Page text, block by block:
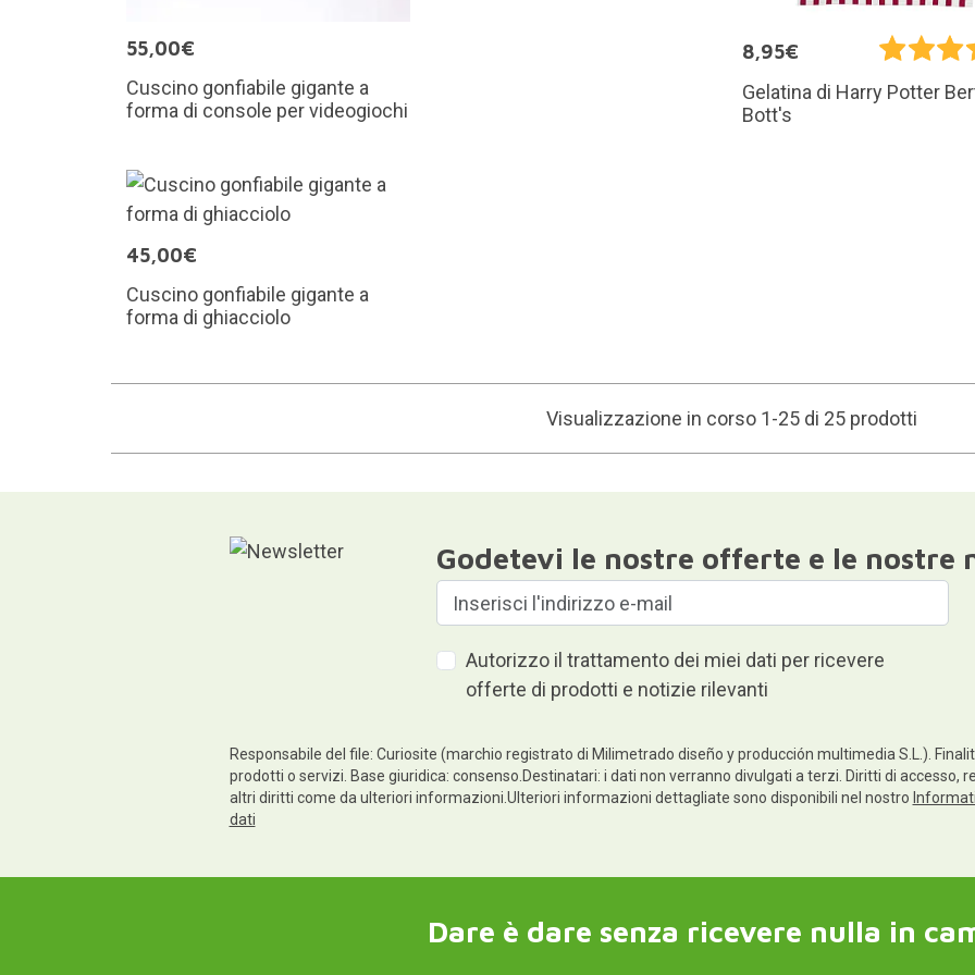
55,00€
Cuscino gonfiabile gigante a
forma di console per videogiochi
8,95€
Gelatina di Harry Potter
Bott's
45,00€
Cuscino gonfiabile gigante a
forma di ghiacciolo
Visualizzazione in corso 1-25 di 25 prodotti
Godetevi le nostre offerte e le nostre
Autorizzo il trattamento dei miei dati per ricevere
offerte di prodotti e notizie rilevanti
Responsabile del file: Curiosite (marchio registrato di Milimetrado diseño y producción multimedia S.L.).
prodotti o servizi. Base giuridica: consenso.Destinatari: i dati non verranno divulgati a terzi. Diritti di accesso,
altri diritti come da ulteriori informazioni.Ulteriori informazioni dettagliate sono disponibili nel nostro
dati
Dare è dare senza ricevere nulla in